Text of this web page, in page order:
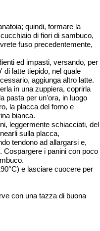
quindi, formare la
di fiori di sambuco,
fuso precedentemente,
ed impasti, versando, per
di latte tiepido, nel quale
aggiunga altro latte.
in una zuppiera, coprirla
pasta per un'ora, in luogo
la placca del forno e
bianca.
leggermente schiacciati, del
sulla placca,
tendono ad allargarsi e,
Cospargere i panini con poco
e lasciare cuocere per
con una tazza di buona